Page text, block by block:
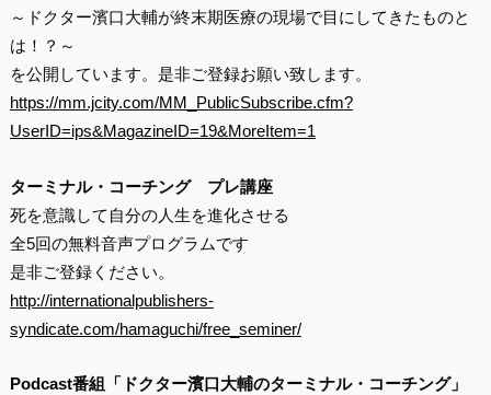
～ドクター濱口大輔が終末期医療の現場で目にしてきたものと
は！？～
を公開しています。是非ご登録お願い致します。
https://mm.jcity.com/MM_PublicSubscribe.cfm?
UserID=ips&MagazineID=19&MoreItem=1
ターミナル・コーチング プレ講座
死を意識して自分の人生を進化させる
全5回の無料音声プログラムです
是非ご登録ください。
http://internationalpublishers-
syndicate.com/hamaguchi/free_seminer/
Podcast番組「ドクター濱口大輔のターミナル・コーチング」